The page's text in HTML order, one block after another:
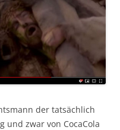
der tatsächlich
und zwar von CocaCola